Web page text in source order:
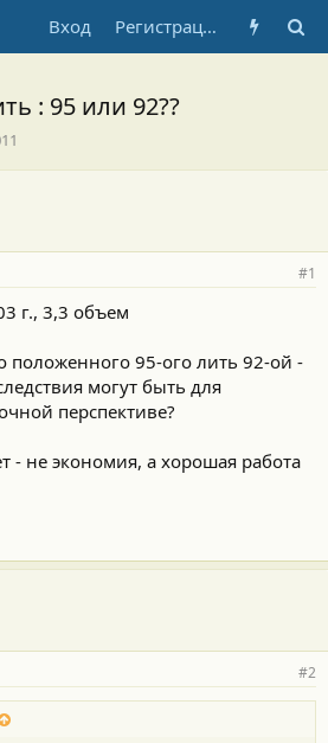
Вход Регистрация
: 95 или 92??
#1
г., 3,3 объем
положенного 95-ого лить 92-ой -
могут быть для
перспективе?
- не экономия, а хорошая работа
#2